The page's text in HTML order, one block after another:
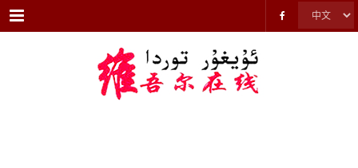
Menu